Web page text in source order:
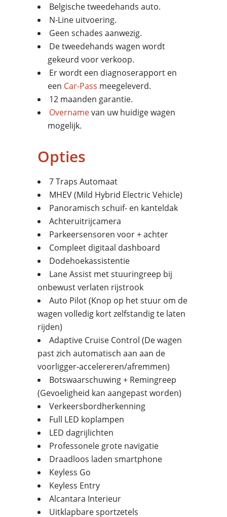
Belgische tweedehands auto.
N-Line uitvoering.
Geen schades aanwezig.
De tweedehands wagen wordt
gekeurd voor verkoop.
Er wordt een diagnoserapport en
een Car-Pass meegeleverd.
12 maanden garantie.
Overnamevan uw huidige wagen
mogelijk.
Opties
7 Traps Automaat
MHEV (Mild Hybrid Electric Vehicle)
Panoramisch schuif- en kanteldak
Achteruitrijcamera
Parkeersensoren voor + achter
Compleet digitaal dashboard
Dodehoekassistentie
Lane Assist met stuuringreep bij
onbewust verlaten rijstrook
Auto Pilot (Knop op het stuur om de
wagen volledig kort zelfstandig te laten
rijden)
Adaptive Cruise Control (De wagen
past zich automatisch aan aan de
voorligger-accelereren/afremmen)
Botswaarschuwing + Remingreep
(Gevoeligheid kan aangepast worden)
Verkeersbordherkenning
Full LED koplampen
LED dagrijlichten
Professonele grote navigatie
Draadloos laden smartphone
Keyless Go
Keyless Entry
Alcantara Interieur
Uitklapbare sportzetels